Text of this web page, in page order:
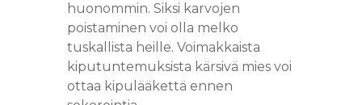
huonommin. Siksi karvojen
poistaminen voi olla melko
tuskallista heille. Voimakkaista
kiputuntemuksista kärsivä mies voi
ottaa kipulääkettä ennen